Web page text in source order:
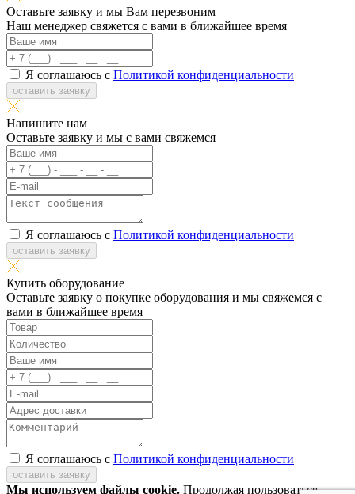
Оставьте заявку и мы Вам перезвоним
Наш менеджер свяжется с вами в ближайшее время
Я соглашаюсь с Политикой конфиденциальности
оставить заявку
Напишите нам
Оставьте заявку и мы с вами свяжемся
Я соглашаюсь с Политикой конфиденциальности
оставить заявку
Купить оборудование
Оставьте заявку о покупке оборудования и мы свяжемся с
вами в ближайшее время
Я соглашаюсь с Политикой конфиденциальности
оставить заявку
Мы используем файлы cookie. Продолжая пользоваться